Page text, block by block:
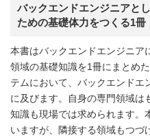
バックエンドエンジニアと
ための基礎体力をつくる1冊
本書はバックエンドエンジニア
領域の基礎知識を1冊にまとめ
テムにおいて、バックエンドエ
に及びます。自身の専門領域は
知識も現場では求められます。
いますが、隣接する領域もつづ